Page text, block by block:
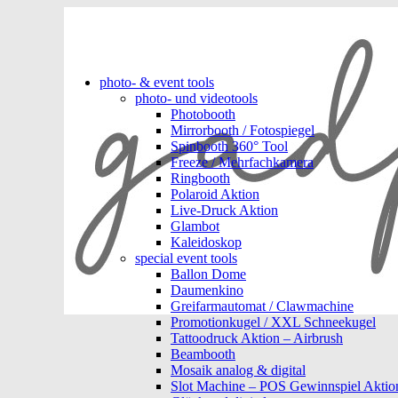
photo- & event tools
photo- und videotools
Photobooth
Mirrorbooth / Fotospiegel
Spinbooth 360° Tool
Freeze / Mehrfachkamera
Ringbooth
Polaroid Aktion
Live-Druck Aktion
Glambot
Kaleidoskop
special event tools
Ballon Dome
Daumenkino
Greifarmautomat / Clawmachine
Promotionkugel / XXL Schneekugel
Tattoodruck Aktion – Airbrush
Beambooth
Mosaik analog & digital
Slot Machine – POS Gewinnspiel